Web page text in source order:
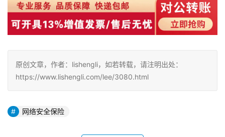
原创文章，作者：lishengli，如若转载，请注明出处：
https://www.lishengli.com/lee/3080.html
网络安全保险